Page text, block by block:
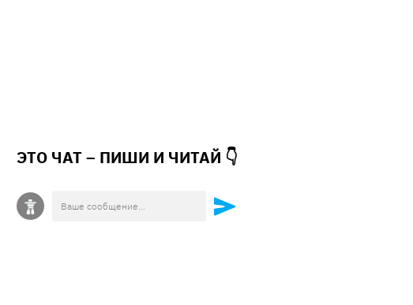
ЭТО ЧАТ – ПИШИ И ЧИТАЙ 👇